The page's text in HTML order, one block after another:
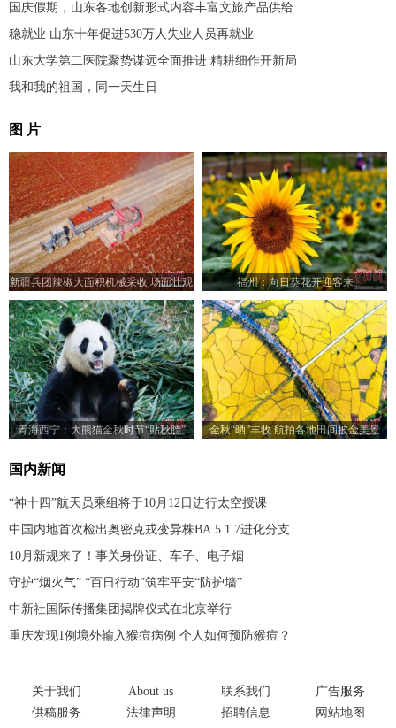
国庆假期，山东各地创新形式内容丰富文旅产品供给
稳就业 山东十年促进530万人失业人员再就业
山东大学第二医院聚势谋远全面推进 精耕细作开新局
我和我的祖国，同一天生日
图 片
新疆兵团辣椒大面积机械采收 场面壮观 福州：向日葵花开迎客来
青海西宁：大熊猫金秋时节“贴秋膘” 金秋“晒”丰收 航拍各地田间披金美景
国内新闻
“神十四”航天员乘组将于10月12日进行太空授课
中国内地首次检出奥密克戎变异株BA.5.1.7进化分支
10月新规来了！事关身份证、车子、电子烟
守护“烟火气” “百日行动”筑牢平安“防护墙”
中新社国际传播集团揭牌仪式在北京举行
重庆发现1例境外输入猴痘病例 个人如何预防猴痘？
关于我们 About us 联系我们
广告服务
供稿服务
法律声明 招聘信息 网站地图